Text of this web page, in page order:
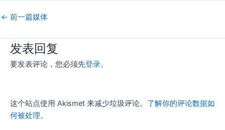
← 前一篇媒体
发表回复
要发表评论，您必须先登录。
这个站点使用 Akismet 来减少垃圾评论。 了解你的评论数据如
何被处理。